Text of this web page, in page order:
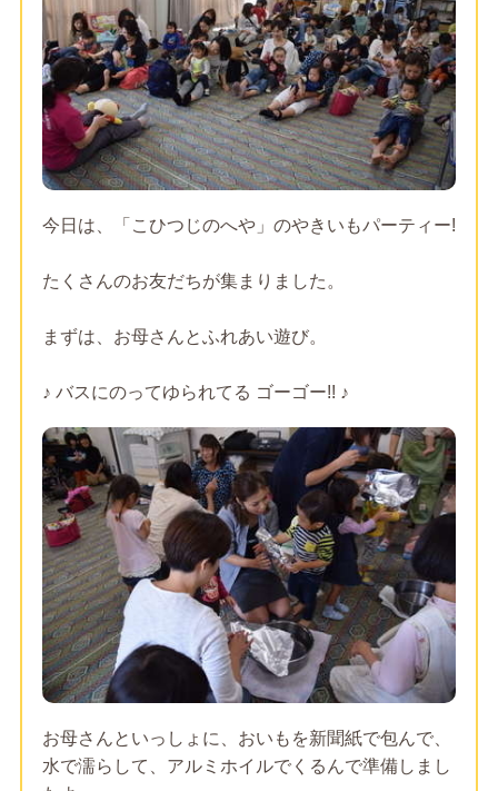
今日は、「こひつじのへや」のやきいもパーティー!
たくさんのお友だちが集まりました。
まずは、お母さんとふれあい遊び。
♪ バスにのってゆられてる ゴーゴー!! ♪
お母さんといっしょに、おいもを新聞紙で包んで、
水で濡らして、アルミホイルでくるんで準備しまし